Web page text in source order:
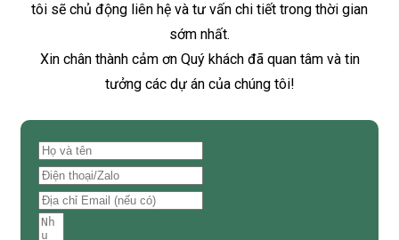
tôi sẽ chủ động liên hệ và tư vấn chi tiết trong thời gian
sớm nhất.
Xin chân thành cảm ơn Quý khách đã quan tâm và tin
tưởng các dự án của chúng tôi!